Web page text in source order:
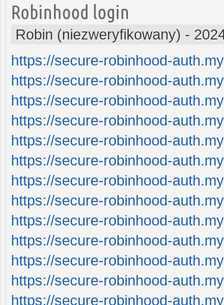
Robinhood login
Robin (niezweryfikowany) -
https://secure-robinhood-
https://secure-robinhood-
https://secure-robinhood-
https://secure-robinhood-
https://secure-robinhood-
https://secure-robinhood-
https://secure-robinhood-
https://secure-robinhood-
https://secure-robinhood-
https://secure-robinhood-
https://secure-robinhood-
https://secure-robinhood-
https://secure-robinhood-